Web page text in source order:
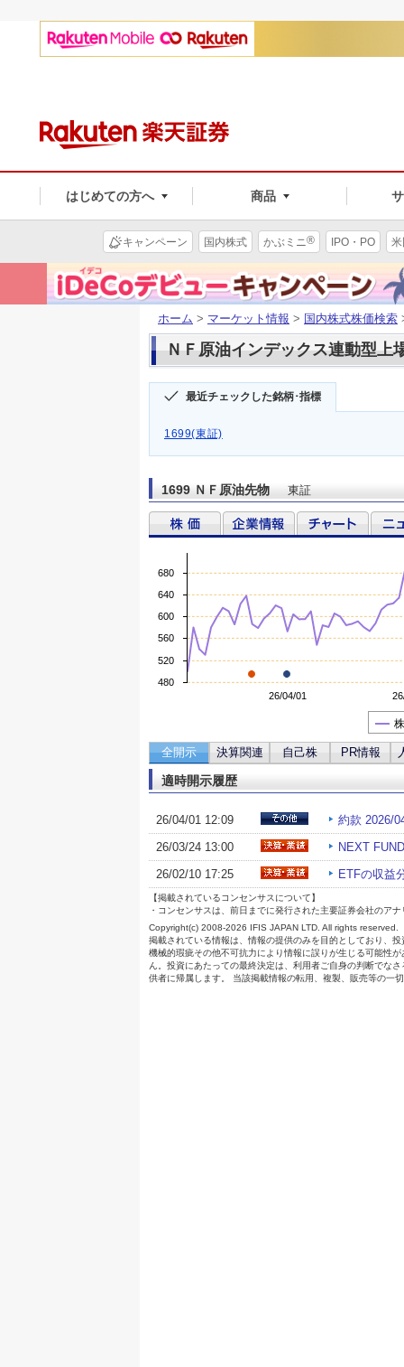
はじめての方へ 商品
キャンペーン 国内株式 かぶミニ® IPO・PO
ホーム > マーケット情報 > 国内株式株価検索
ＮＦ原油インデックス連動型上
最近チェックした銘柄･指標
1699(東証)
1699 ＮＦ原油先物 東証